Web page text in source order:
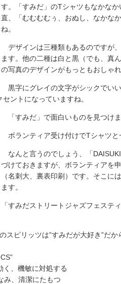
す。「すみだ」のTシャツもなかな
直、「むむむむぅ、おぬし、なかな
ね。
デザインは三種類もあるのですが
ます。他の二種は白と黒（でも、真
の写真のデザインがもっともおしゃ
黒字にグレイの文字がシックでい
セントになっていますね。
「すみだ」で面白いものを見つけ
ボランティア受け付けでTシャツと
なんと言うのでしょう、「DAISUKI
づけておきますが、ボランティアを
（名刺大、裏表印刷）です。そこに
ます。
「すみだストリートジャズフェステ
スピリッツは”すみだが大好き”だ
、機敏に対処する
み、清潔にたもつ